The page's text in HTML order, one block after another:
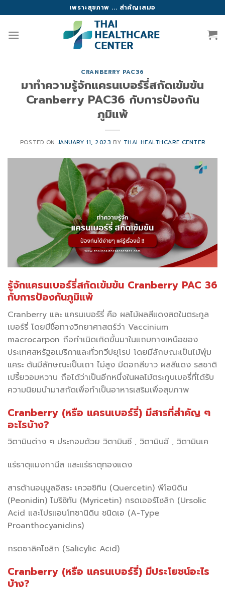
to
content
เพราะสุขภาพ ... สำคัญเสมอ
CRANBERRY PAC36
มาทำความรู้จักแครนเบอร์รี่สกัดเข้มข้น
Cranberry PAC36 กับการป้องกัน
ภูมิแพ้
POSTED ON JANUARY 11, 2023 BY THAI HEALTHCARE CENTER
รู้จักแครนเบอร์รี่สกัดเข้มข้น Cranberry PAC 36
กับการป้องกันภูมิแพ้
Cranberry และ แครนเบอร์รี่ คือ ผลไม้ผลสีแดงสดในตระกูล
เบอร์รี่ โดยมีชื่อทางวิทยาศาสตร์ว่า Vaccinium
macrocarpon ถือกำเนิดเกิดขึ้นมาในแถบทางเหนือของ
ประเทศสหรัฐอเมริกาและทั่วทวีปยุโรป โดยมีลักษณะเป็นไม้พุ่ม
แคระ ต้นมีลักษณะเป็นเถา ไม่สูง มีดอกสีขาว ผลสีแดง รสชาติ
เปรี้ยวอมหวาน ถือได้ว่าเป็นอีกหนึ่งในผลไม้ตระกูบเบอรี่ที่ได้รับ
ความนิยมนำมาสกัดเพื่อทำเป็นอาหารเสริมเพื่อสุขภาพ
Cranberry (หรือ แครนเบอร์รี่) มีสารที่สำคัญ ๆ
อะไรบ้าง?
วิตามินต่าง ๆ ประกอบด้วย วิตามินซี , วิตามินอี , วิตามินเค
แร่ธาตุแมงกานีส และแร่ธาตุทองแดง
สารต้านอนุมูลอิสระ เควอซิทิน (Quercetin) พีโอนิดิน
(Peonidin) ไมริซิทัน (Myricetin) กรดเออร์โซลิก (Ursolic
Acid และโปรแอนโทซานิดิน ชนิดเอ (A-Type
Proanthocyanidins)
กรดซาลิคไซลิก (Salicylic Acid)
Cranberry (หรือ แครนเบอร์รี่) มีประโยชน์อะไร
บ้าง?